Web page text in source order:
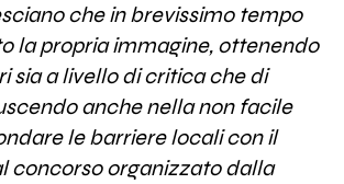
che in brevissimo tempo
la propria immagine, ottenendo
sia a livello di critica che di
anche nella non facile
le barriere locali con il
concorso organizzato dalla